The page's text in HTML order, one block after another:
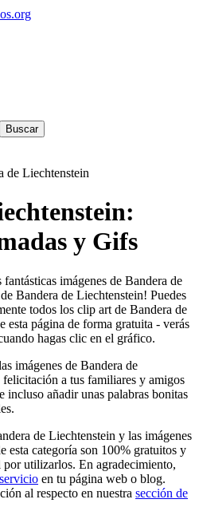
Buscar
de Liechtenstein
y Gifs
fantásticas imágenes de Bandera de
Bandera de Liechtenstein! Puedes
todos los clip art de Bandera de
esta página de forma gratuita - verás
hagas clic en el gráfico.
imágenes de Bandera de
a tus familiares y amigos
incluso añadir unas palabras bonitas
de Liechtenstein y las imágenes
esta categoría son 100% gratuitos y
utilizarlos. En agradecimiento,
en tu página web o blog.
al respecto en nuestra sección de